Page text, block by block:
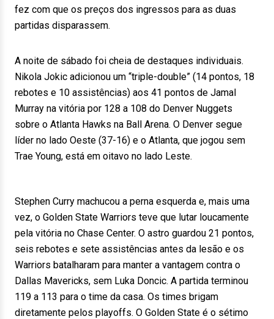
fez com que os preços dos ingressos para as duas
partidas disparassem.
A noite de sábado foi cheia de destaques individuais.
Nikola Jokic adicionou um “triple-double” (14 pontos, 18
rebotes e 10 assistências) aos 41 pontos de Jamal
Murray na vitória por 128 a 108 do Denver Nuggets
sobre o Atlanta Hawks na Ball Arena. O Denver segue
líder no lado Oeste (37-16) e o Atlanta, que jogou sem
Trae Young, está em oitavo no lado Leste.
Stephen Curry machucou a perna esquerda e, mais uma
vez, o Golden State Warriors teve que lutar loucamente
pela vitória no Chase Center. O astro guardou 21 pontos,
seis rebotes e sete assistências antes da lesão e os
Warriors batalharam para manter a vantagem contra o
Dallas Mavericks, sem Luka Doncic. A partida terminou
119 a 113 para o time da casa. Os times brigam
diretamente pelos playoffs. O Golden State é o sétimo